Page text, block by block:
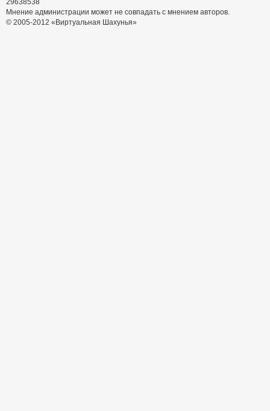
29638538
Мнение администрации может не совпадать с мнением авторов.
© 2005-2012 «Виртуальная Шахунья»